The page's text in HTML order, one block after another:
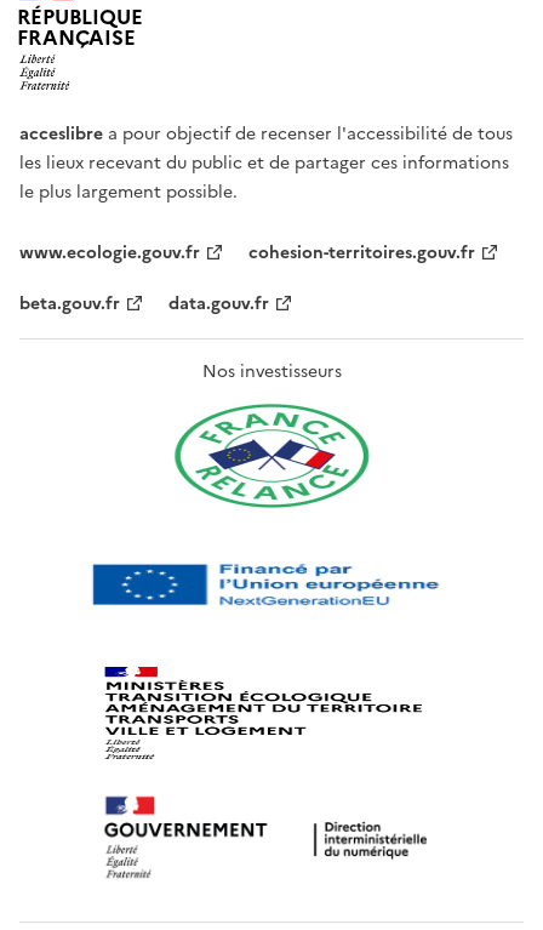
RÉPUBLIQUE
FRANÇAISE
acceslibre a pour objectif de recenser l'accessibilité de tous
les lieux recevant du public et de partager ces informations
le plus largement possible.
www.ecologie.gouv.fr
cohesion-territoires.gouv.fr
beta.gouv.fr
data.gouv.fr
Nos investisseurs